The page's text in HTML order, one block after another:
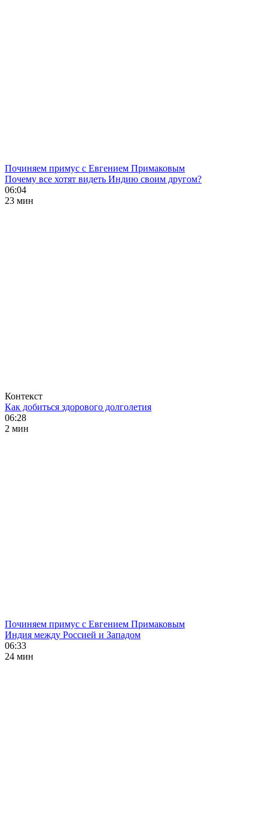
Починяем примус с Евгением Примаковым
Почему все хотят видеть Индию своим другом?
06:04
23 мин
Контекст
Как добиться здорового долголетия
06:28
2 мин
Починяем примус с Евгением Примаковым
Индия между Россией и Западом
06:33
24 мин